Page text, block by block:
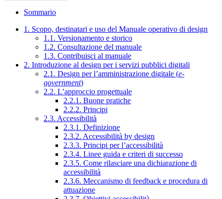
Sommario
1. Scopo, destinatari e uso del Manuale operativo di design
1.1. Versionamento e storico
1.2. Consultazione del manuale
1.3. Contribuisci al manuale
2. Introduzione al design per i servizi pubblici digitali
2.1. Design per l’amministrazione digitale (e-
government)
2.2. L’approccio progettuale
2.2.1. Buone pratiche
2.2.2. Principi
2.3. Accessibilità
2.3.1. Definizione
2.3.2. Accessibilità by design
2.3.3. Principi per l’accessibilità
2.3.4. Linee guida e criteri di successo
2.3.5. Come rilasciare una dichiarazione di
accessibilità
2.3.6. Meccanismo di feedback e procedura di
attuazione